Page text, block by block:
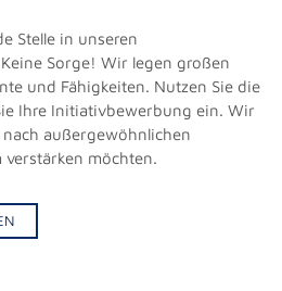
Stelle in unseren
Sorge! Wir legen großen
und Fähigkeiten. Nutzen Sie die
Ihre Initiativbewerbung ein. Wir
außergewöhnlichen
verstärken möchten.